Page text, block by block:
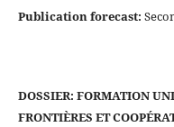
Publication forecast:
DOSSIER: FORMATION
FRONTIÈRES ET